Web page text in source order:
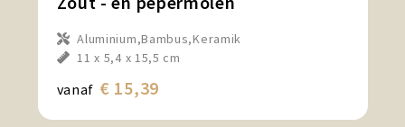
Aluminium,Bambus,Keramik
11 x 5,4 x 15,5 cm
vanaf € 15,39